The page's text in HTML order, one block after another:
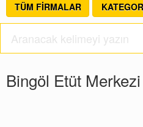
TÜM FİRMALAR
Bingöl Etüt